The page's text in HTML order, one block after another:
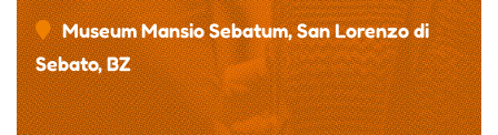
Museum Mansio Sebatum, San Lorenzo di
Sebato, BZ